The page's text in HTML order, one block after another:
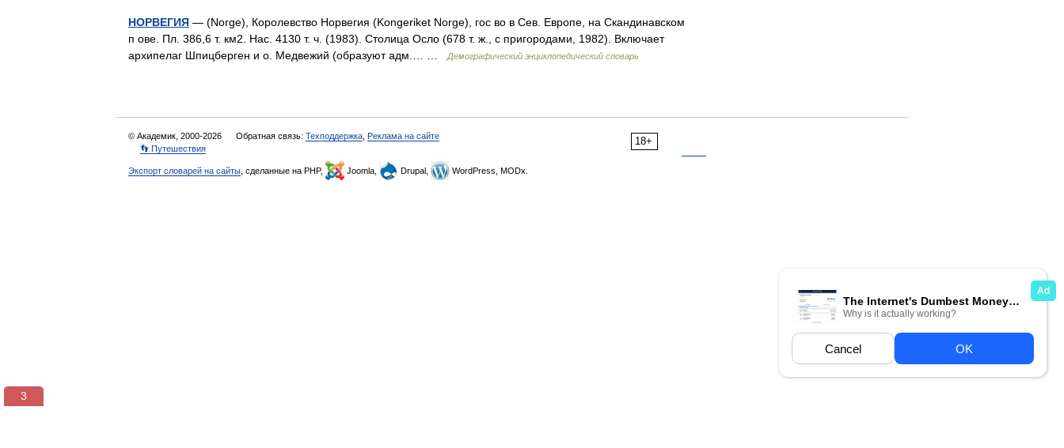
НОРВЕГИЯ — (Norge), Королевство Норвегия (Kongeriket Norge), гос во в Сев. Европе, на Скандинавском
п ове. Пл. 386,6 т. км2. Нас. 4130 т. ч. (1983). Столица Осло (678 т. ж., с пригородами, 1982). Включает
архипелаг Шпицберген и о. Медвежий (образуют адм.… …
Демографический энциклопедический словарь
18+
© Академик, 2000-2026 Обратная связь: Техподдержка Реклама на сайте
👣 Путешествия
Экспорт словарей на сайты , сделанные на PHP, Joomla, Drupal, WordPress, MODx.
3